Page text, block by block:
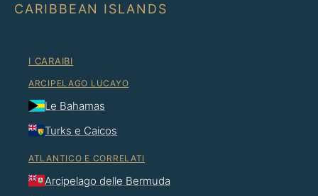
CARIBBEAN ISLANDS
I CARAIBI
ARCIPELAGO LUCAYO
Le Bahamas
Turks e Caicos
ATLANTICO E CORRELATI
Arcipelago delle Bermuda